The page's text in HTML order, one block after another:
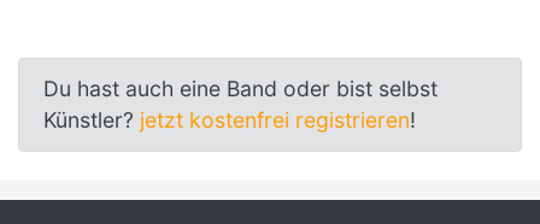
Du hast auch eine Band oder bist selbst
Künstler? jetzt kostenfrei registrieren!